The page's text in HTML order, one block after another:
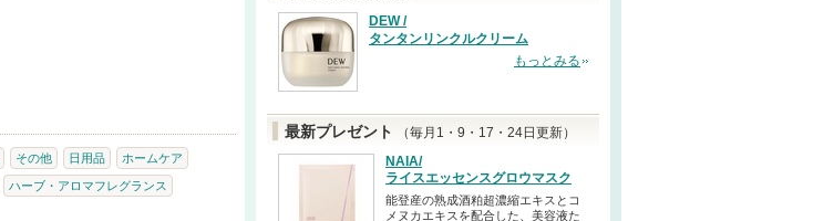
その他 日用品 ホームケア
ハーブ・アロマフレグランス
DEW /
タンタンリンクルクリーム
もっとみる
最新プレゼント
（毎月1・9・17・24日更新）
NAIA/
ライスエッセンスグロウマスク
能登産の熟成酒粕超濃縮エキスとコ
メヌカエキスを配合した、美容液た